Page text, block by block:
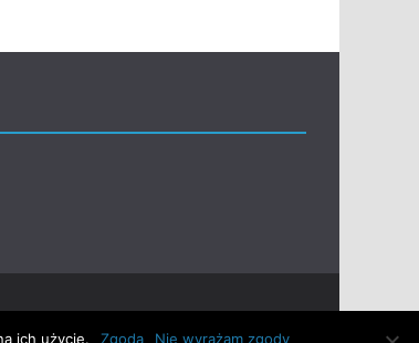
ich użycie. Zgoda Nie wyrażam zgody